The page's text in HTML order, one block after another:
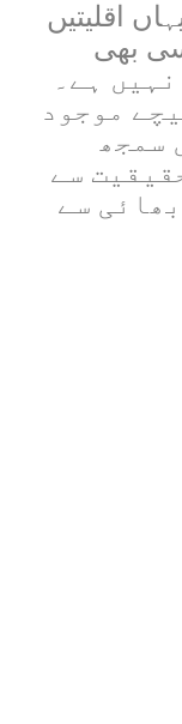
اقلیتیں
بھی
موجود
سمجھ
سے
سے